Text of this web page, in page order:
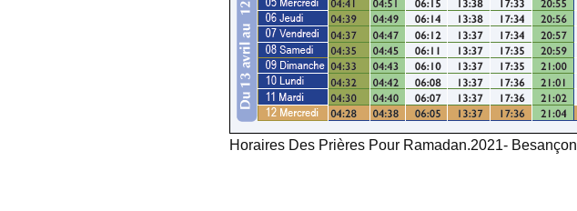
Horaires Des Prières Pour Ramadan.2021- Besançon